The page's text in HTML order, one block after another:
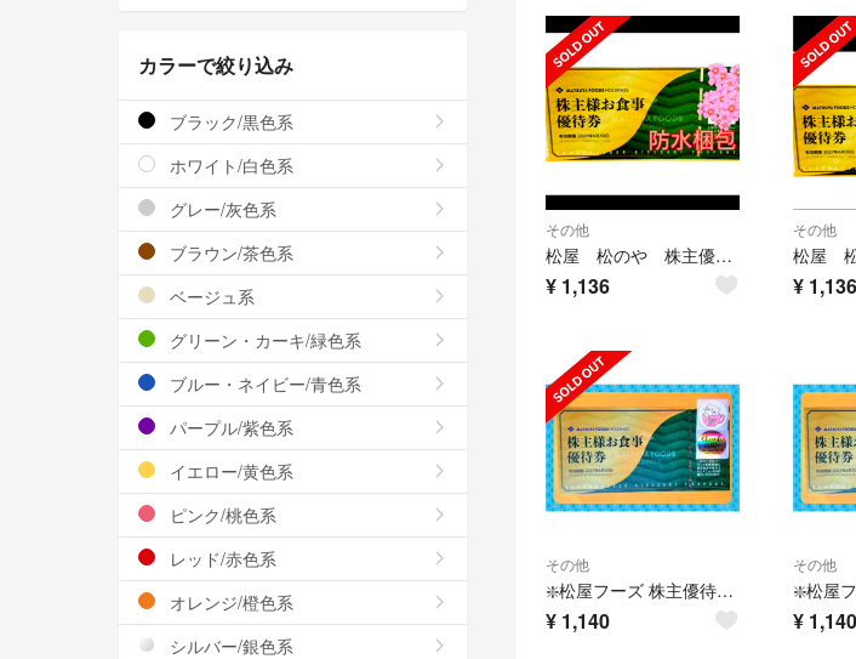
その他
松屋 松のや 株主優待券
¥ 1,136
その他
¥ 1,136
その他
❇️松屋フーズ 株主優待券 1 枚
¥ 1,140
その他
¥ 1,140
カラーで絞り込み
ブラック/黒色系
ホワイト/白色系
グレー/灰色系
ブラウン/茶色系
ベージュ系
グリーン・カーキ/緑色系
ブルー・ネイビー/青色系
パープル/紫色系
イエロー/黄色系
ピンク/桃色系
レッド/赤色系
オレンジ/橙色系
シルバー/銀色系